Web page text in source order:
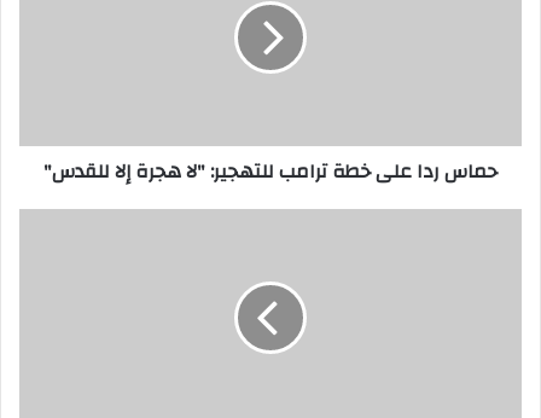
حماس ردا على خطة ترامب للتهجير: "لا هجرة إلا للقدس"